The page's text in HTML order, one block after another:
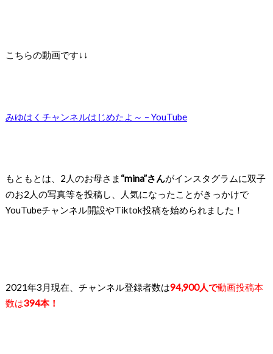
こちらの動画です↓↓
みゆはくチャンネルはじめたよ～ – YouTube
もともとは、2人のお母さま “mina”さんがインスタグラムに双子
のお2人の写真等を投稿し、人気になったことがきっかけで
YouTubeチャンネル開設やTiktok投稿を始められました！
2021年3月現在、 チャンネル登録者数は94,900人で動画投稿本
数は394本！